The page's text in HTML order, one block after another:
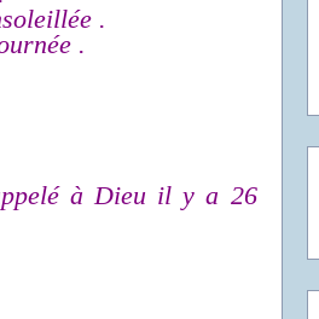
.
.
à Dieu il y a 26